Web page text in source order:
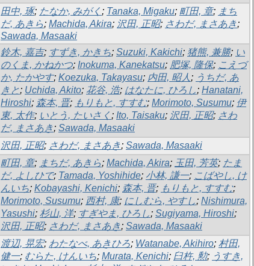
田中, 琢; たなか, みがく ; Tanaka, Migaku; 町田, 章; まち
だ, あきら; Machida, Akira; 沢田, 正昭; さわだ, まさあき;
Sawada, Masaaki
鈴木, 嘉吉; すずき, かきち; Suzuki, Kakichi; 猪熊, 兼勝; い
のくま, かねかつ; Inokuma, Kanekatsu; 肥塚, 隆保; こえづ
か, たかやす; Koezuka, Takayasu; 内田, 昭人 ; うちだ, あ
きと; Uchida, Akito; 花谷, 浩; はなたに, ひろし; Hanatani,
Hiroshi; 森本, 晋; もりもと, すすむ; Morimoto, Susumu; 伊
東, 太作; いとう, たいさく ; Ito, Taisaku; 沢田, 正昭; さわ
だ, まさあき; Sawada, Masaaki
沢田, 正昭; さわだ, まさあき; Sawada, Masaaki
町田, 章; まちだ, あきら; Machida, Akira; 玉田, 芳英; たま
だ, よしひで; Tamada, Yoshihide; 小林, 謙一; こばやし, け
んいち; Kobayashi, Kenichi; 森本, 晋; もりもと, すすむ;
Morimoto, Susumu; 西村, 康; にしむら, やすし; Nishimura,
Yasushi; 杉山, 洋; すぎやま, ひろし; Sugiyama, Hiroshi;
沢田, 正昭; さわだ, まさあき; Sawada, Masaaki
渡辺, 晃宏; わたなべ, あきひろ; Watanabe, Akihiro; 村田,
健一; むらた, けんいち; Murata, Kenichi; 臼杵, 勲; うすき,